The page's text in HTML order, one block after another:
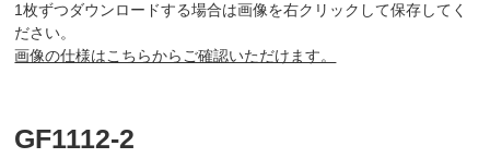
1枚ずつダウンロードする場合は画像を右クリックして保存してく
ださい。
画像の仕様はこちらからご確認いただけます。
GF1112-2